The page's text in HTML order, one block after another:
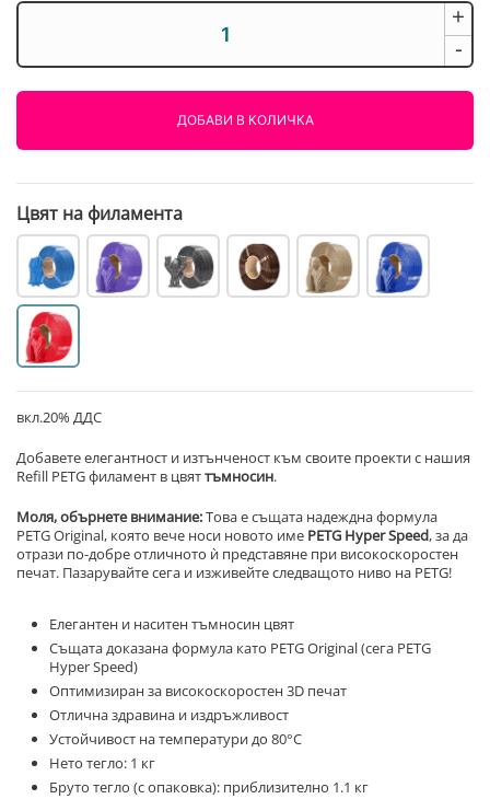
-
PETG
Refill
Червено
AzureFilm
+
ДОБАВИ В КОЛИЧКА
Цвят на филамента
вкл.20% ДДС
Добавете елегантност и изтънченост към своите проекти с нашия
Refill PETG филамент в цвяттъмносин.
Моля, обърнете внимание:Това е същата надеждна формула
PETG Original, която вече носи новото име PETG Hyper Speed, за да
отрази по-добре отличното ѝ представяне при високоскоростен
печат. Пазарувайте сега и изживейте следващото ниво на PETG!
Елегантен и наситен тъмносин цвят
Същата доказана формула като PETG Original (сега PETG
Hyper Speed)
Оптимизиран за високоскоростен 3D печат
Отлична здравина и издръжливост
Устойчивост на температури до 80°C
Нето тегло: 1 кг
Бруто тегло (с опаковка): приблизително 1.1 кг